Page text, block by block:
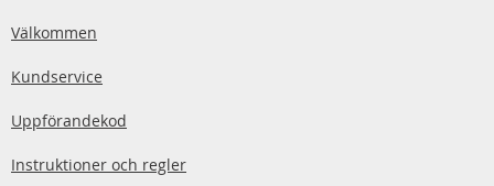
Välkommen
Kundservice
Uppförandekod
Instruktioner och regler